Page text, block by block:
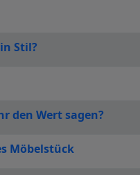
Stil?
den Wert sagen?
Möbelstück